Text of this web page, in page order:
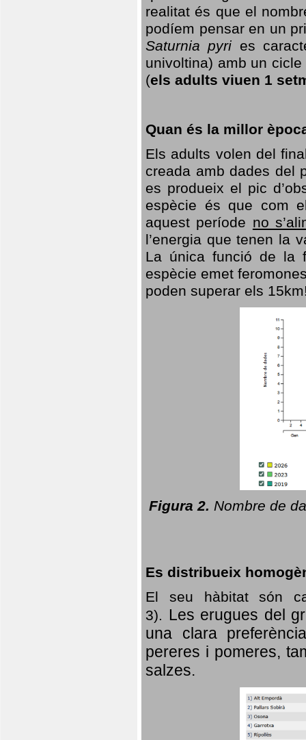
realitat és que el
podíem pensar en un
Saturnia pyri es
univoltina) amb un
(els adults viuen 1
Quan és la millor
Els adults volen del
creada amb dades del
es produeix el pic
espècie és que com
aquest període no
l’energia que tenen la
La única funció de la
espècie emet
poden superar els
Figura 2. Nombre de
Es distribueix
El seu hàbitat són
3). Les erugues del
una clara
pereres i pomeres,
salzes.